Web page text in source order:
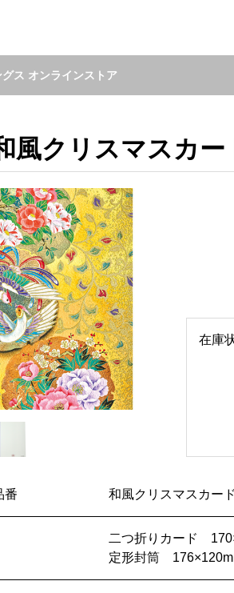
ス オンラインストア
風クリスマスカ
在庫
番 和風クリスマスカー
二つ折りカード
定形封筒